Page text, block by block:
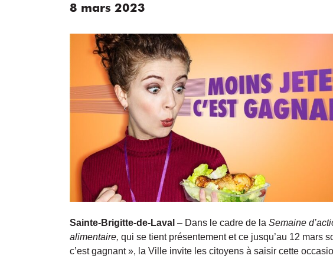
8 mars 2023
Sainte-Brigitte-de-Laval – Dans le cadre de la Semaine
alimentaire, qui se tient présentement et ce jusqu’au 12 mars
c’est gagnant », la Ville invite les citoyens à saisir cette